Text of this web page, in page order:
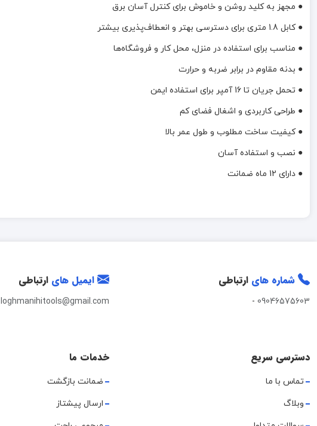
● مجهز به کلید روشن و خاموش برای کنترل آسان برق
● کابل 1.8 متری برای دسترسی بهتر و انعطاف‌پذیری بیشتر
● مناسب برای استفاده در منزل، محل کار و فروشگاه‌ها
● بدنه مقاوم در برابر ضربه و حرارت
● تحمل جریان تا 16 آمپر برای استفاده ایمن
● طراحی کاربردی و اشغال فضای کم
● کیفیت ساخت مطلوب و طول عمر بالا
● نصب و استفاده آسان
● دارای 12 ماه ضمانت
شماره های ارتباطی
09046575603
-
ایمیل های ارتباطی
loghmanihitools@gmail.com
دسترسی سریع
تماس با ما
وبلاگ
خدمات ما
ضمانت بازگشت
ارسال پیشتاز